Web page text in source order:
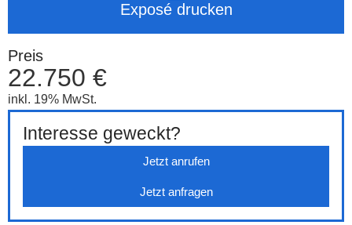
Exposé drucken
Preis
22.750 €
inkl. 19% MwSt.
Interesse geweckt?
Jetzt anrufen
Jetzt anfragen